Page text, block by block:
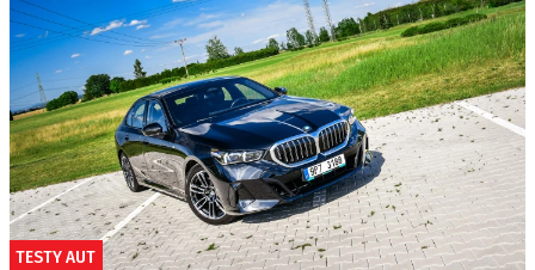
TESTY AUT